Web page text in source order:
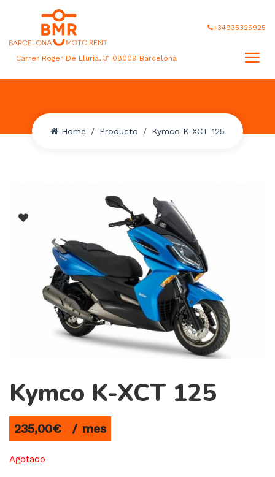
+34935325925
Carrer Roger De Lluria, 31 08009 Barcelona
Home Producto Kymco K-XCT 125
Kymco K-XCT 125
235,00€ / mes
Agotado